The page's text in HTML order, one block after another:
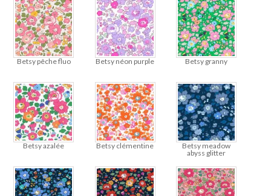
Betsy pêche fluo Betsy néon purple Betsy granny
Betsy azalée Betsy clémentine
Betsy meadow
abyss glitter